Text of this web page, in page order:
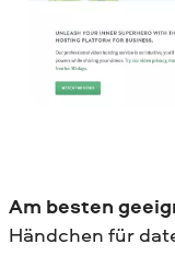
Am besten
Händchen für